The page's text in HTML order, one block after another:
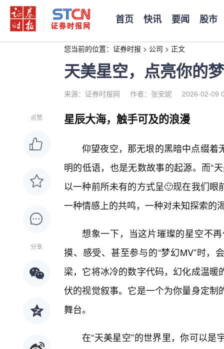
首页 快讯 要闻 股市
您当前的位置： 证券时报 > 公司 > 正文
天美星空，点亮你的
来源：证券时报网 作者：张安妮 2026-02-09
点赞
分享
星辰大海，触手可及的浪漫
仰望夜空，那无垠的黑暗中点缀着
明的低语，也是无数故事的起源。而“
以一种前所未有的方式呈🙂现在我们
一种情感上的共鸣，一种对未知探索的
想象一下，当这片璀璨的星空不
摸、感受、甚至参与的“梦幻MV”时，
梁，它将冰冷的数字代码，幻化成温
伏的视觉叙事。它是一个为你量身定
舞台。
在“天美星空”的世界里，你可以